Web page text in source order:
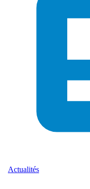
Actualités